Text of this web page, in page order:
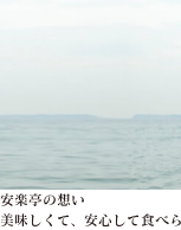
安楽亭の想い
美味しくて、安心して食べ